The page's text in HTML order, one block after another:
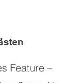
Feature –